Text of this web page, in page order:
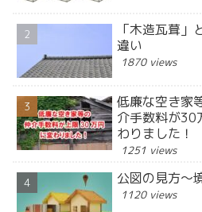
「木造瓦葺」
違い
1870 views
低廉な空き家
介手数料が30
わりました！
1251 views
公図の見方～
1120 views